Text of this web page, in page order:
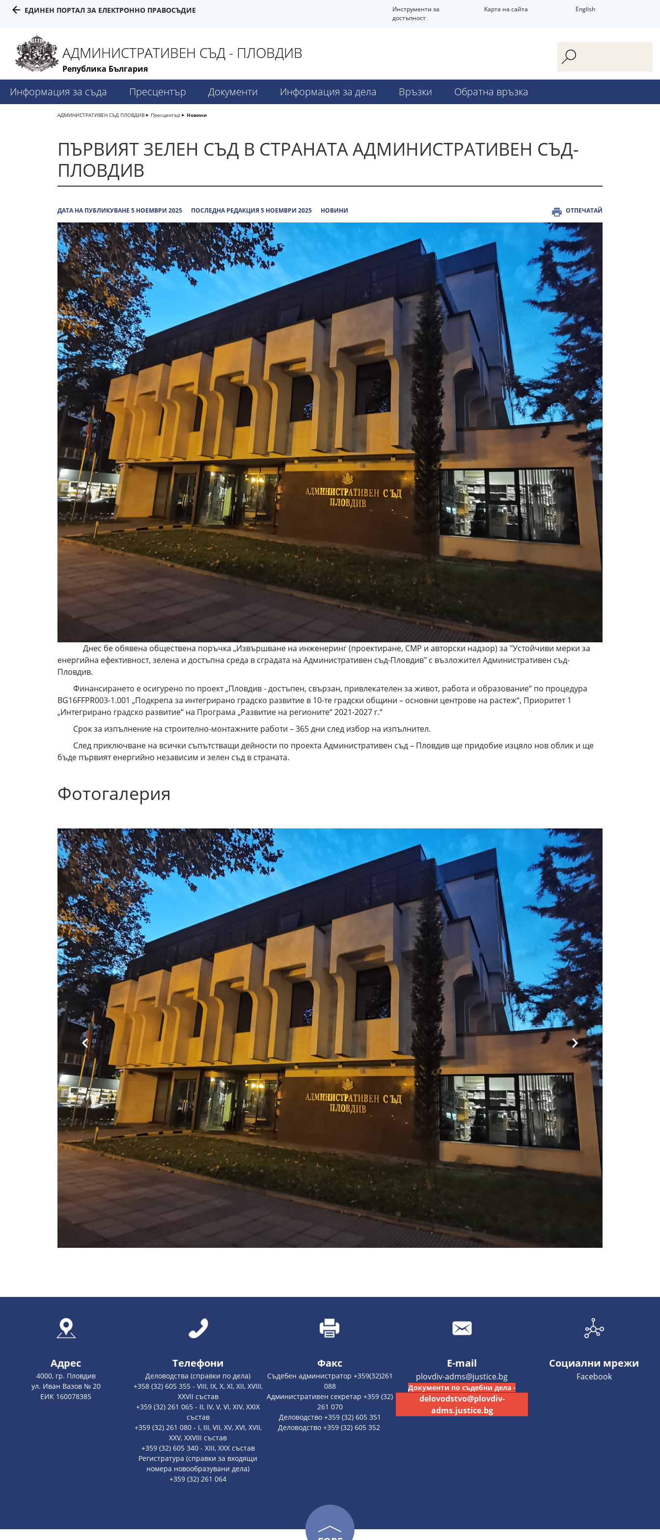
ЕДИНЕН ПОРТАЛ ЗА ЕЛЕКТРОННО ПРАВОСЪДИЕ
Инструменти за
достъпност
Карта на сайта English
АДМИНИСТРАТИВЕН СЪД - ПЛОВДИВ
Република България
Информация за съда Пресцентър Документи Информация за дела Връзки Обратна връзка
АДМИНИСТРАТИВЕН СЪД ПЛОВДИВ Пресцентър Новини
ПЪРВИЯТ ЗЕЛЕН СЪД В СТРАНАТА АДМИНИСТРАТИВЕН СЪД-
ПЛОВДИВ
ДАТА НА ПУБЛИКУВАНЕ 5 НОЕМВРИ 2025 ПОСЛЕДНА РЕДАКЦИЯ 5 НОЕМВРИ 2025 НОВИНИ ОТПЕЧАТАЙ
Днес бе обявена обществена поръчка „Извършване на инженеринг (проектиране, СМР и авторски надзор) за "Устойчиви мерки за
енергийна ефективност, зелена и достъпна среда в сградата на Административен съд-Пловдив" с възложител Административен съд-
Пловдив.
Финансирането е осигурено по проект „Пловдив - достъпен, свързан, привлекателен за живот, работа и образование“ по процедура
BG16FFPR003-1.001 „Подкрепа за интегрирано градско развитие в 10-те градски общини – основни центрове на растеж“, Приоритет 1
„Интегрирано градско развитие“ на Програма „Развитие на регионите“ 2021-2027 г.“
Срок за изпълнение на строително-монтажните работи – 365 дни след избор на изпълнител.
След приключване на всички съпътстващи дейности по проекта Административен съд – Пловдив ще придобие изцяло нов облик и ще
бъде първият енергийно независим и зелен съд в страната.
Фотогалерия
Адрес
4000, гр. Пловдив
ул. Иван Вазов № 20
ЕИК 160078385
Телефони
Деловодства (справки по дела)
+358 (32) 605 355 - VIII, IX, X, XI, XII, XVIII,
XXVII състав
+359 (32) 261 065 - II, IV, V, VI, XIV, XXIX
състав
+359 (32) 261 080 - I, III, VII, XV, XVI, XVII,
XXV, XXVIII състав
+359 (32) 605 340 - XIII, XXX състав
Регистратура (справки за входящи
номера новообразувани дела)
+359 (32) 261 064
Факс
Съдебен администратор +359(32)261
088
Административен секретар +359 (32)
261 070
Деловодство +359 (32) 605 351
Деловодство +359 (32) 605 352
E-mail
plovdiv-adms@justice.bg
Документи по съдебни дела -
delovodstvo@plovdiv-
adms.justice.bg
Социални мрежи
Facebook